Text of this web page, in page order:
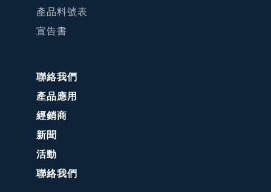
產品料號表
宣告書
聯絡我們
產品應用
經銷商
新聞
活動
聯絡我們